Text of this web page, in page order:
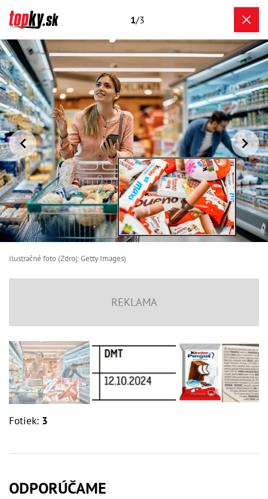
1/3
Ilustračné foto (Zdroj: Getty Images)
Fotiek: 3
ODPORÚČAME